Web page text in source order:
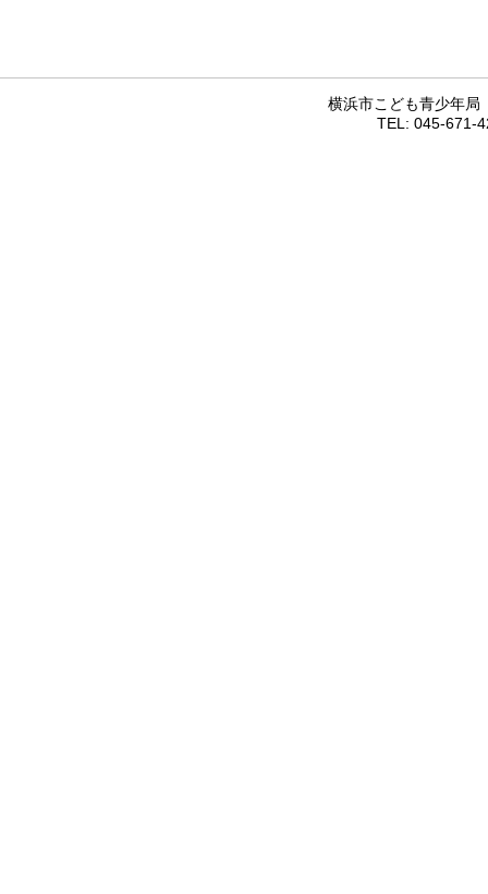
横浜市こども青少年
TEL: 045-